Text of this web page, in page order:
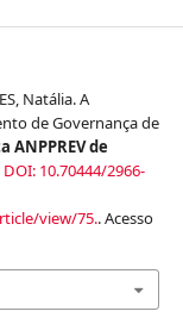
Natália. A
de Governança de
ANPPREV de
DOI: 10.70444/2966-
view/75.. Acesso